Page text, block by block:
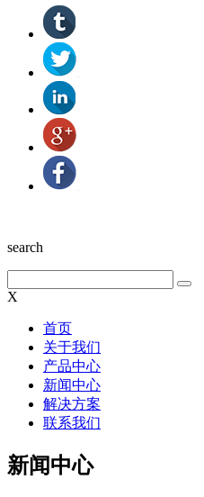
search
X
首页
关于我们
产品中心
新闻中心
解决方案
联系我们
新闻中心